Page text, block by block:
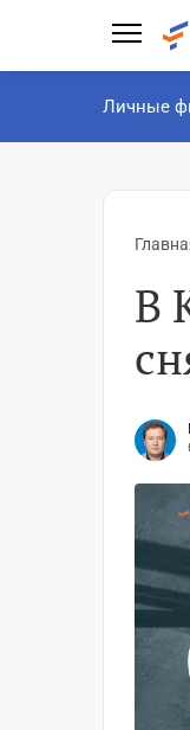
Личные
В